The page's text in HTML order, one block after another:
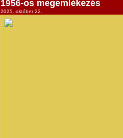
1956-os megemlékezés
2025. október 22.